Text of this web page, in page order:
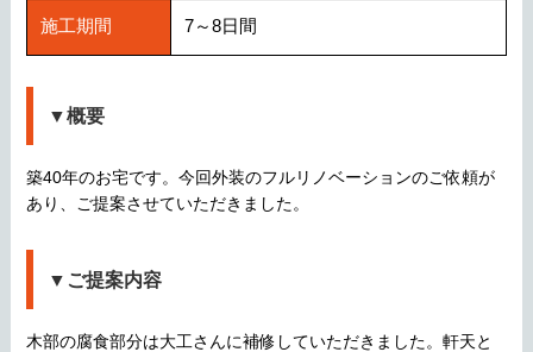
施工期間 7～8日間
▼概要
築40年のお宅です。今回外装のフルリノベーションのご依頼が
あり、ご提案させていただきました。
▼ご提案内容
木部の腐食部分は大工さんに補修していただきました。軒天と